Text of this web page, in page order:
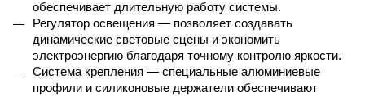
обеспечивает длительную работу системы.
Регулятор освещения — позволяет создавать
динамические световые сцены и экономить
электроэнергию благодаря точному контролю яркости.
Система крепления — специальные алюминиевые
профили и силиконовые держатели обеспечивают